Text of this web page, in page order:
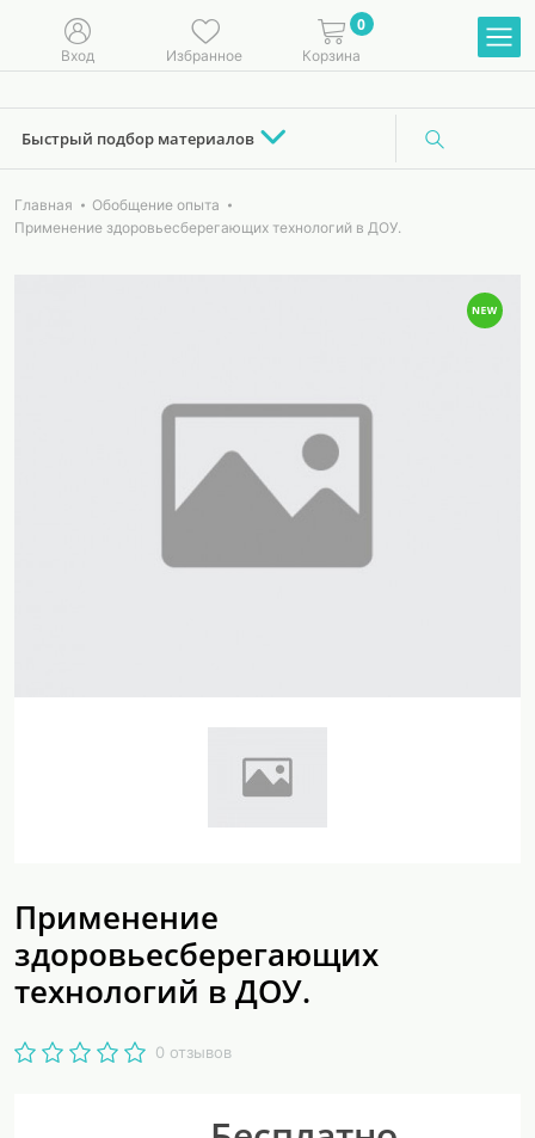
Вход Избранное
0
Корзина
Быстрый подбор материалов
Главная
Обобщение опыта
Применение здоровьесберегающих технологий в ДОУ.
Применение
здоровьесберегающих
технологий в ДОУ.
0 отзывов